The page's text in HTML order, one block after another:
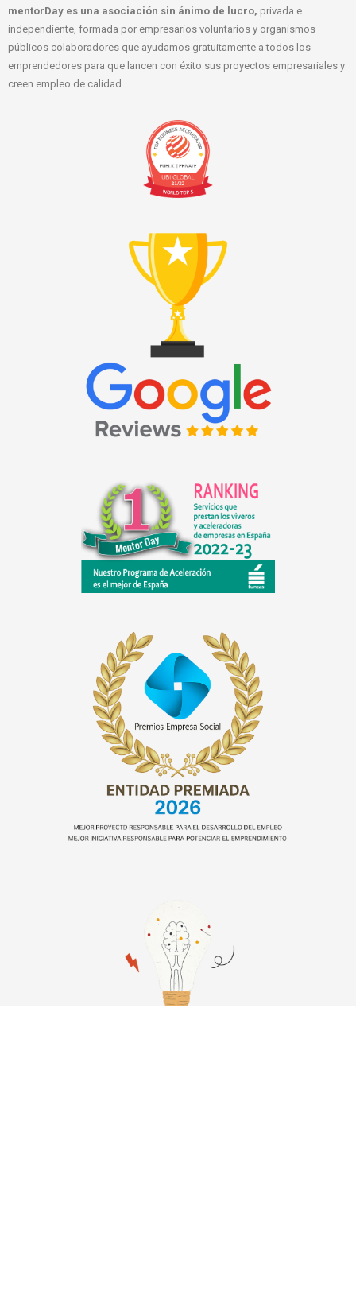
mentorDay es una asociación sin ánimo de lucro, privada e
independiente, formada por empresarios voluntarios y organismos
públicos colaboradores que ayudamos gratuitamente a todos los
emprendedores para que lancen con éxito sus proyectos empresariales y
creen empleo de calidad.